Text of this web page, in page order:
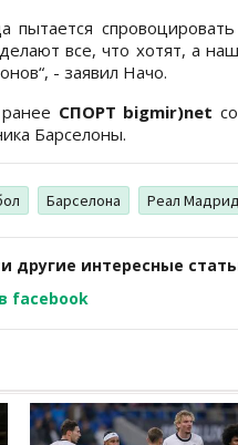
пытается
все, что хотят, а
- заявил Начо.
СПОРТ bigmir)net
Барселоны.
Барселона Реал Мадрид
другие интересные
facebook